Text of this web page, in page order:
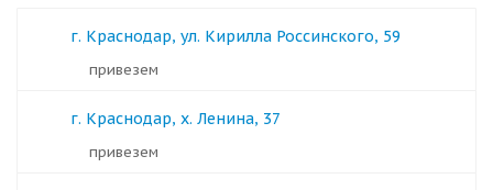
г. Краснодар, ул. Кирилла Россинского, 59
Привезем
г. Краснодар, х. Ленина, 37
Привезем